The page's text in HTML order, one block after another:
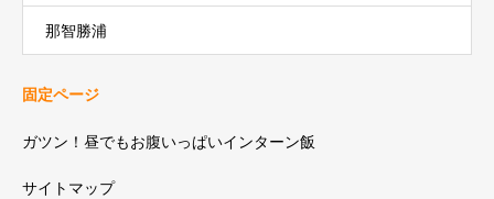
那智勝浦
固定ページ
ガツン！昼でもお腹いっぱいインターン飯
サイトマップ